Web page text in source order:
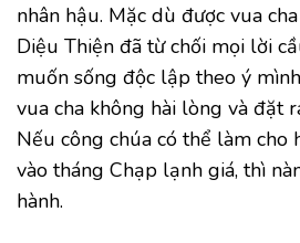
nhân hậu. Mặc dù được vua
Diệu Thiện đã từ chối mọi lời
muốn sống độc lập theo ý
vua cha không hài lòng và đặt
Nếu công chúa có thể làm cho
vào tháng Chạp lạnh giá, thì
hành.